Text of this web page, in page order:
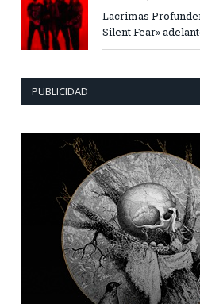
Lacrimas
Silent Fear»
PUBLICIDAD